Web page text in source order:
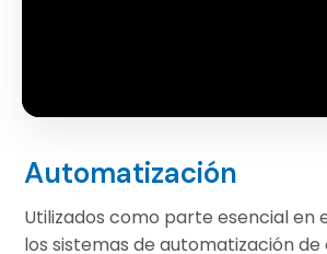
Automatización
Utilizados como parte esencial en
los sistemas de automatización de